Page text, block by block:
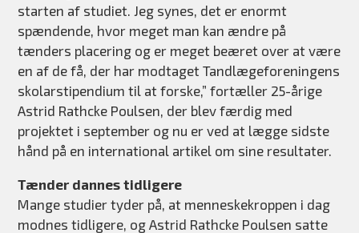
starten af studiet. Jeg synes, det er enormt
spændende, hvor meget man kan ændre på
tænders placering og er meget beæret over at være
en af de få, der har modtaget Tandlægeforeningens
skolarstipendium til at forske,” fortæller 25-årige
Astrid Rathcke Poulsen, der blev færdig med
projektet i september og nu er ved at lægge sidste
hånd på en international artikel om sine resultater.
Tænder dannes tidligere
Mange studier tyder på, at menneskekroppen i dag
modnes tidligere, og Astrid Rathcke Poulsen satte